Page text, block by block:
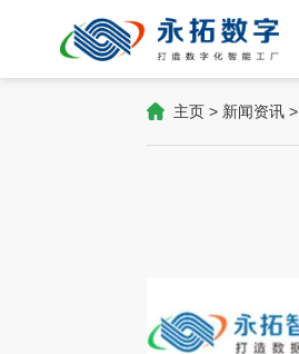
主页 > 新闻资讯 >